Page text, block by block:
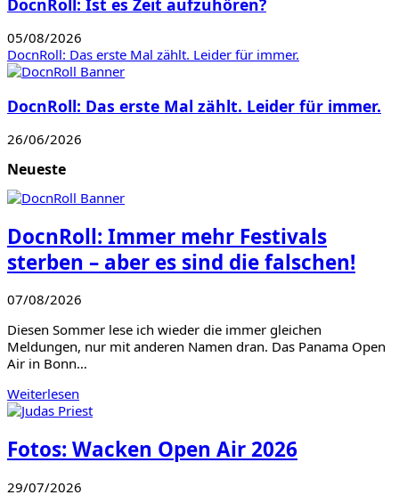
05/08/2026
DocnRoll: Das erste Mal zählt. Leider für immer.
DocnRoll: Das erste Mal zählt. Leider für immer.
26/06/2026
Neueste
DocnRoll: Immer mehr Festivals
sterben – aber es sind die falschen!
07/08/2026
Diesen Sommer lese ich wieder die immer gleichen
Meldungen, nur mit anderen Namen dran. Das Panama Open
Air in Bonn…
Weiterlesen
Fotos: Wacken Open Air 2026
29/07/2026